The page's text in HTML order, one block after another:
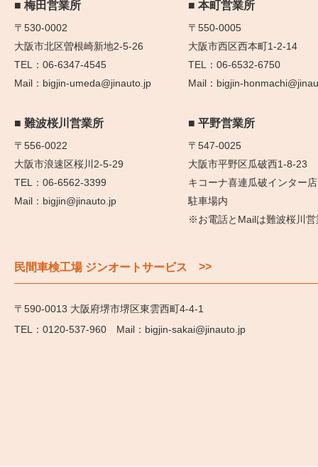
梅田営業所
〒530-0002
大阪市北区曽根崎新地2-5-26
06-6347-4545
bigjin-umeda@jinauto.jp
本町営業所
〒550-0005
大阪市西区西本町1-2-14
06-6532-6750
bigjin-
難波桜川営業所
〒556-0022
大阪市浪速区桜川2-5-29
06-6562-3399
bigjin@jinauto.jp
平野営業所
〒547-0025
大阪市平野区瓜破西1-8-23
キコーナ喜連瓜破インター店
駐車場内
※お電話とMailは難波桜川営
民間車検工場 ジンオートサービス >>
〒590-0013 大阪府堺市堺区東雲西町4-4-1
0120-537-960
bigjin-sakai@jinauto.jp